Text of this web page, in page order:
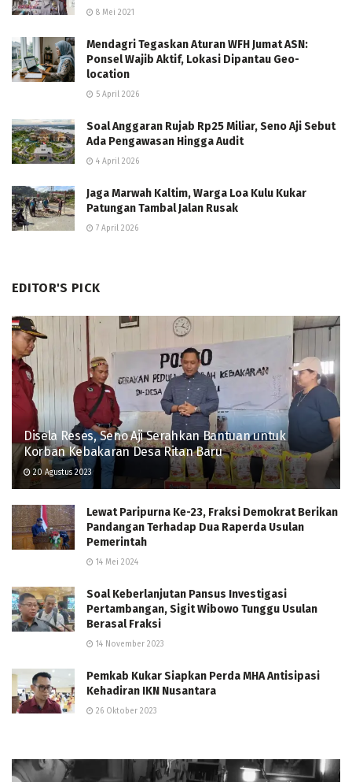
8 Mei 2021
Mendagri Tegaskan Aturan WFH Jumat ASN:
Ponsel Wajib Aktif, Lokasi Dipantau Geo-
location
5 April 2026
Soal Anggaran Rujab Rp25 Miliar, Seno Aji Sebut
Ada Pengawasan Hingga Audit
4 April 2026
Jaga Marwah Kaltim, Warga Loa Kulu Kukar
Patungan Tambal Jalan Rusak
7 April 2026
EDITOR'S PICK
Disela Reses, Seno Aji Serahkan Bantuan untuk
Korban Kebakaran Desa Ritan Baru
20 Agustus 2023
Lewat Paripurna Ke-23, Fraksi Demokrat Berikan
Pandangan Terhadap Dua Raperda Usulan
Pemerintah
14 Mei 2024
Soal Keberlanjutan Pansus Investigasi
Pertambangan, Sigit Wibowo Tunggu Usulan
Berasal Fraksi
14 November 2023
Pemkab Kukar Siapkan Perda MHA Antisipasi
Kehadiran IKN Nusantara
26 Oktober 2023